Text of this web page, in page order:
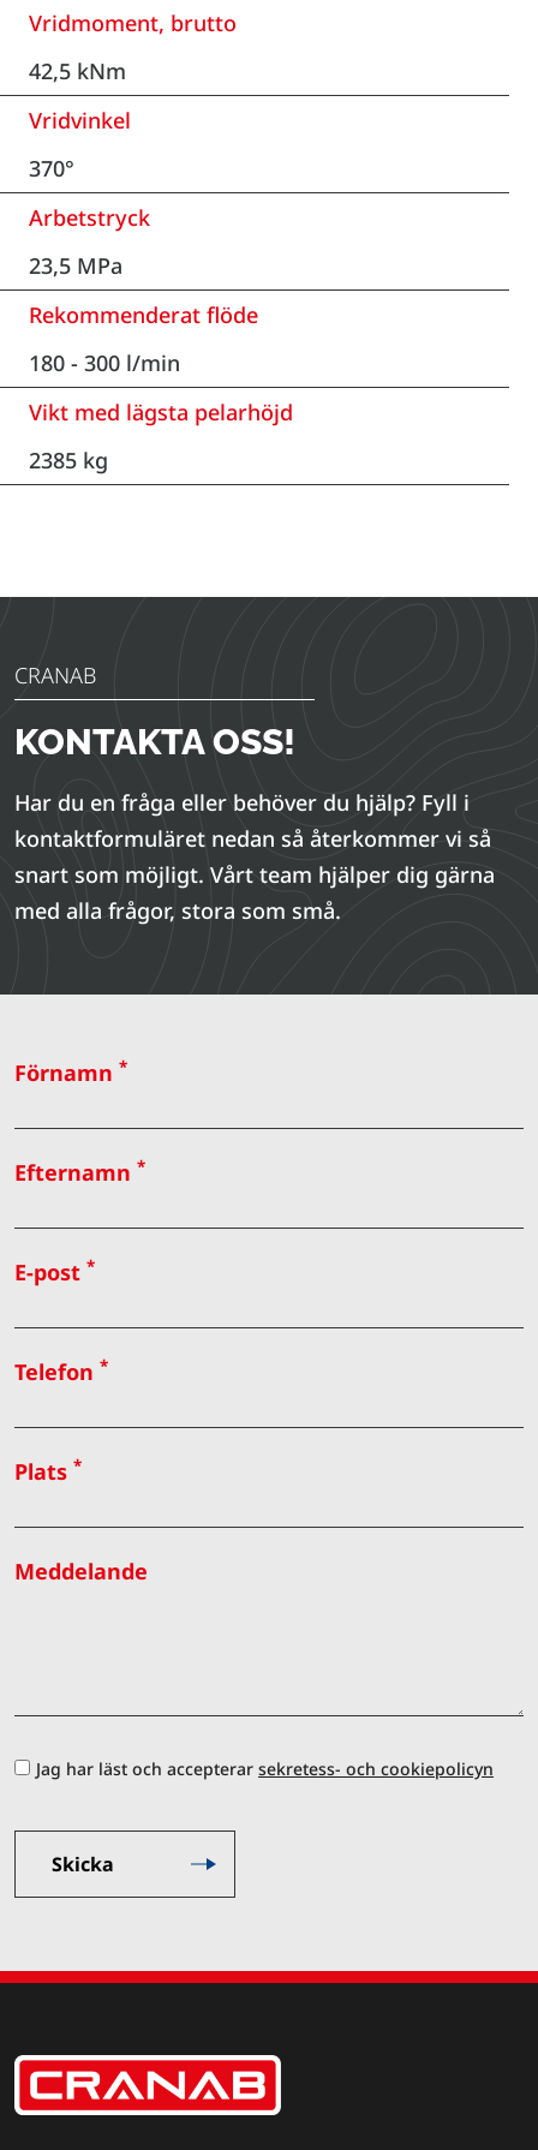
Vridmoment, brutto
42,5 kNm
Vridvinkel
370°
Arbetstryck
23,5 MPa
Rekommenderat flöde
180 - 300 l/min
Vikt med lägsta pelarhöjd
2385 kg
CRANAB
KONTAKTA OSS!
Har du en fråga eller behöver du hjälp? Fyll i
kontaktformuläret nedan så återkommer vi så
snart som möjligt. Vårt team hjälper dig gärna
med alla frågor, stora som små.
Förnamn *
Efternamn *
E-post *
Telefon *
Plats *
Meddelande
Jag har läst och accepterar sekretess- och cookiepolicyn